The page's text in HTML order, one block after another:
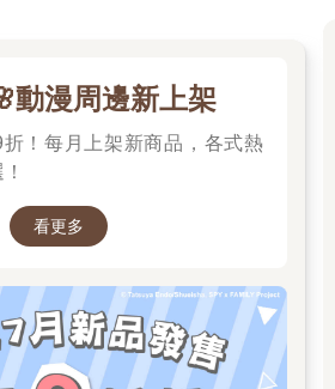
動漫周邊新上架
！每月上架新商品，各式熱
看更多